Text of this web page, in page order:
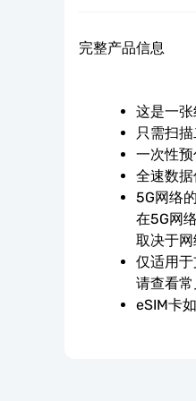
完整产品信息
这是一张
只需扫
一次性预
全速数
5G网络
在5G网
取决于网
仅适用
请查看常
eSIM卡